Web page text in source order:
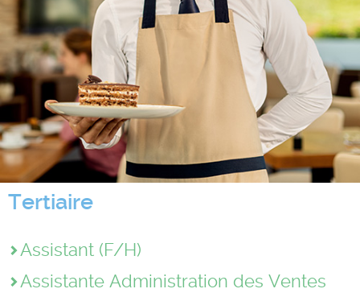
Tertiaire
Assistant (F/H)
Assistante Administration des Ventes